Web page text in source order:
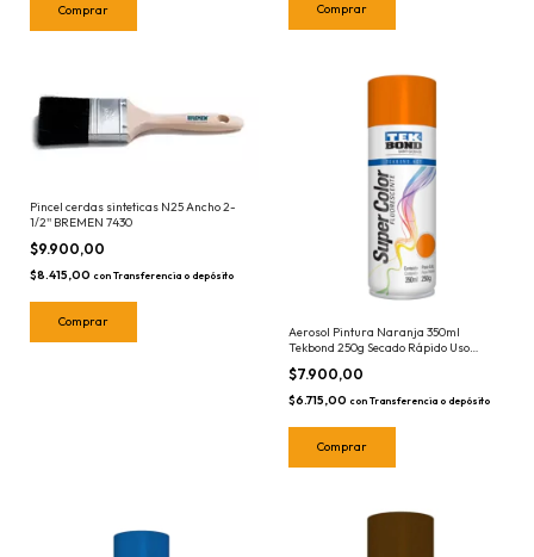
Pincel cerdas sinteticas N25 Ancho 2-
1/2'' BREMEN 7430
$9.900,00
$8.415,00 con Transferencia o depósito
Aerosol Pintura Naranja 350ml
Tekbond 250g Secado Rápido Uso
General Tek Bond Anaranjado
$7.900,00
$6.715,00 con Transferencia o depósito